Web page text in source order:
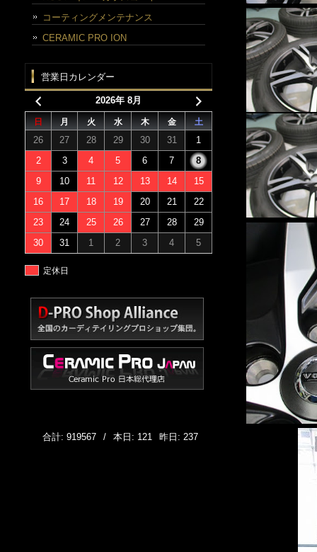
コーティングメンテナンス
CERAMIC PRO ION
営業日カレンダー
2026年 8月
日 月 火 水 木 金 土
26 27 28 29 30 31
1
2
3 4 5 6 7
8
9
10 11 12 13 14
15
16
17 18 19 20 21
22
23
24 25 26 27 28
29
30
31 1 2 3 4 5
定休日
合計: 919567 / 本日: 121 昨日: 237